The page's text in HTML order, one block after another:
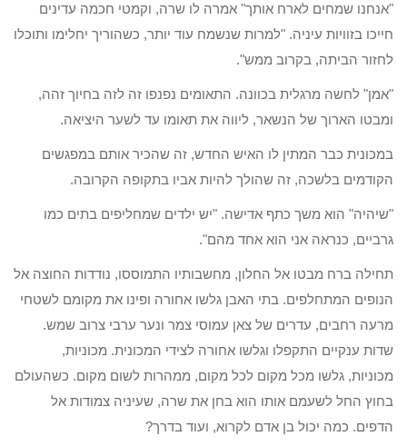
"אנחנו שמחים לארח אותך" אמרה לו שרה, וקמטי חכמה עדינים
חייכו בזוויות עיניה. "למרות שנשמח עוד יותר, כשהוריך יחלימו ותוכלו
לחזור הביתה, בקרוב ממש".
"אמן" לחשה מרגלית בכוונה. התאומים נפנפו זה לזה בחיוך זהה,
ומבטו הארוך של הנשאר, ליווה את תאומו עד לשער היציאה.
במכונית כבר המתין לו האיש החדש, זה שהכיר אותם במפגשים
הקודמים בלשכה, זה שהולך להיות אביו בתקופה הקרובה.
"שיהיה" הוא משך כתף אדישה. "יש ילדים שמחליפים בתים כמו
גרביים, כנראה אני הוא אחד מהם".
תחילה ברח מבטו אל החלון, מחשבותיו התמוססו, נודדות החוצה אל
הנופים המתחלפים. בתי האבן גלשו אחורה ופינו את מקומם לשטחי
מרעה רחבים, עדרים של צאן עמוסי צמר ונער ערבי צרוב שמש.
שדות ענקיים התקפלו וגלשו אחורה לצידי המכונית. מכוניות,
מכוניות, גלשו מכל מקום לכל מקום, ממהרות לשום מקום. כשהעולם
בחוץ החל לשעמם אותו הוא בחן את שרה, שעיניה צמודות אל
הדפים. כמה יכול בן אדם לקרוא, ועוד בדרך?